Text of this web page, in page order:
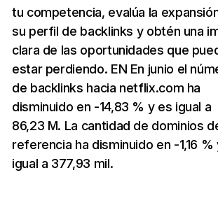
tu competencia, evalúa la
su perfil de backlinks y obtén una
clara de las oportunidades que
estar perdiendo. EN En junio el
de backlinks hacia netflix.com ha
disminuido en -14,83 % y es igual a
86,23 M. La cantidad de dominios
referencia ha disminuido en -1,16 %
igual a 377,93 mil.